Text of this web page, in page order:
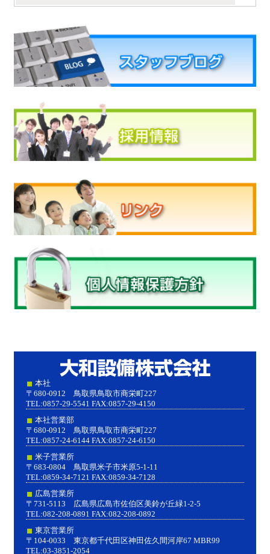
本社
〒680-0912 鳥取県鳥取市商栄町227
TEL:0857-29-5541 FAX:0857-29-4150
本社営業部
〒680-0912 鳥取県鳥取市商栄町227
TEL:0857-24-6144 FAX:0857-24-6150
米子営業所
〒683-0804 鳥取県米子市米原5-1-11
TEL:0859-34-7121 FAX:0859-34-7128
広島営業所
〒731-5113 広島県広島市佐伯区美鈴が丘緑1-2-5
TEL:082-208-0891 FAX:082-208-0892
東京営業所
〒104-0033 東京都千代田区神田佐久間河岸67 MBR99
TEL:03-3851-2054